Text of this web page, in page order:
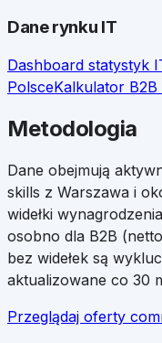
Dane rynku IT
Dashboard statystyk
PolsceKalkulator B2B
Metodologia
Dane obejmują
skills z Warszawa i
widełki
osobno dla B2B
bez widełek są
aktualizowane co 30
Przeglądaj oferty